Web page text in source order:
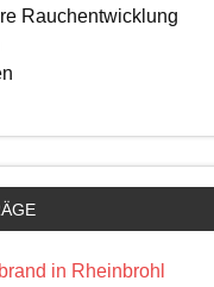
Rauchentwicklung
in Rheinbrohl